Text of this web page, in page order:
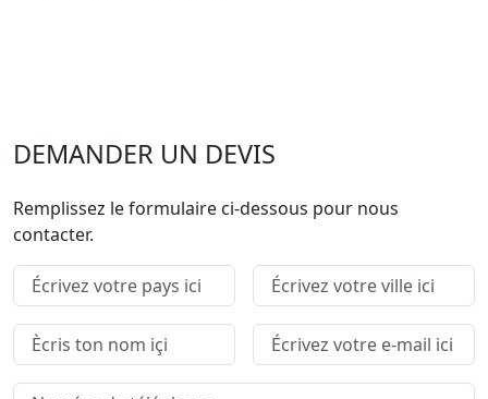
DEMANDER UN DEVIS
Remplissez le formulaire ci-dessous pour nous
contacter.